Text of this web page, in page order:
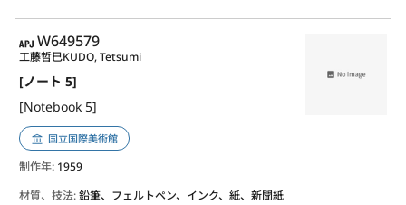
APJ
W649579
[ノート 5]
[Notebook 5]
工藤哲巳KUDO, Tetsumi
国立国際美術館
制作年: 1959
材質、技法:鉛筆、フェルトペン、インク、紙、新聞紙